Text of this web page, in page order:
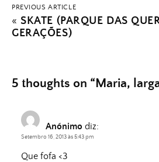
PREVIOUS ARTICLE
« SKATE (PARQUE DAS
GERAÇÕES)
5 thoughts on “Maria,
Anónimo diz:
Setembro 16, 2013 às 5:43 pm
Que fofa <3